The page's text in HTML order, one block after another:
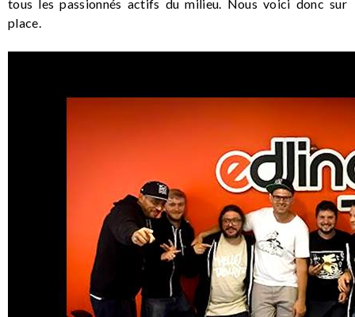
tous les passionnés actifs du milieu. Nous voici donc sur
place.